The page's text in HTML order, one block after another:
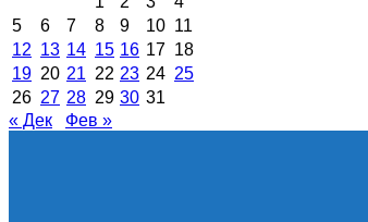
5
6 7 8 9 10 11
12 13 14 15 16 17 18
19 20 21 22 23 24 25
26 27 28 29 30 31
« Дек
Фев »